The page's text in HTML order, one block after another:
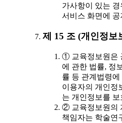
가사항이 있는
서비스 화면에 공
제 15 조 (개인정보
① 교육정보원은
에 관한 법률, 정
률 등 관계법령
이용자의 개인정
는 개인정보를
② 교육정보원의
책임자는 학술연